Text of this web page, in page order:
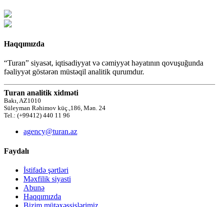
Haqqımızda
“Turan” siyasət, iqtisadiyyat və cəmiyyət həyatının qovuşuğunda
fəaliyyət göstərən müstəqil analitik qurumdur.
Turan analitik xidməti
Bakı, AZ1010
Süleyman Rəhimov küç.,186, Mən. 24
Tel.: (+99412) 440 11 96
agency@turan.az
Faydalı
İstifadə şərtləri
Məxfilik siyasti
Abunə
Haqqımızda
Bizim mütəxəssislərimiz